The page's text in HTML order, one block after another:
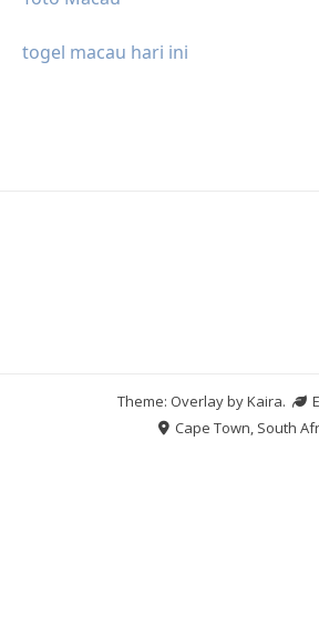
togel macau hari ini
Theme: Overlay byKaira.
Cape Town, South